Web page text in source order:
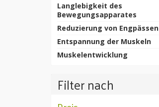
Langlebigkeit des
Bewegungsapparates
Reduzierung von Engpässen
Entspannung der Muskeln
Muskelentwicklung
Filter nach